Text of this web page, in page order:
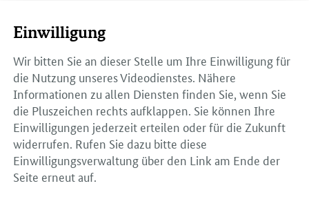
Einwilligung
Wir bitten Sie an dieser Stelle um Ihre Einwilligung für
die Nutzung unseres Videodienstes. Nähere
Informationen zu allen Diensten finden Sie, wenn Sie
die Pluszeichen rechts aufklappen. Sie können Ihre
Einwilligungen jederzeit erteilen oder für die Zukunft
widerrufen. Rufen Sie dazu bitte diese
Einwilligungsverwaltung über den Link am Ende der
Seite erneut auf.